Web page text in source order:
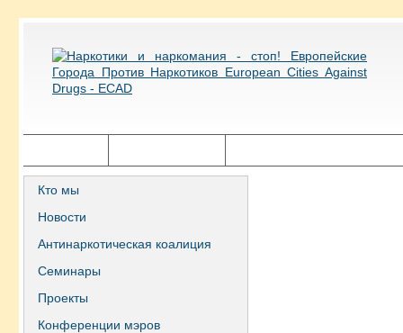
Кто мы
Новости
Антинаркотическая коалиция
Семинары
Проекты
Конференции мэров